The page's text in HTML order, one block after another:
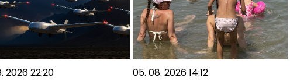
2026 22:20 05. 08. 2026 14:12